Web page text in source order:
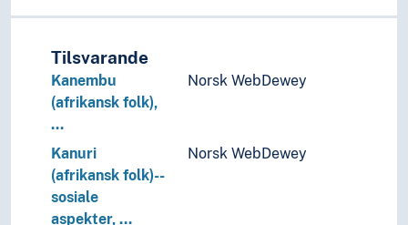
Tilsvarande
Kanembu
(afrikansk folk),
…
Norsk WebDewey
Kanuri
(afrikansk folk)--
sosiale
aspekter, …
Norsk WebDewey